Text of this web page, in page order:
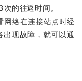
的往返时间。
络在连接站点时经
现故障，就可以通